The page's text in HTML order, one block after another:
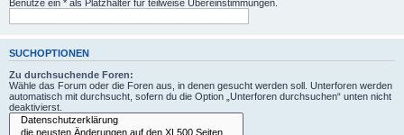
Benutze ein * als Platzhalter für teilweise Übereinstimmungen.
SUCHOPTIONEN
Zu durchsuchende Foren:
Wähle das Forum oder die Foren aus, in denen gesucht werden soll. Unterforen werden
automatisch mit durchsucht, sofern du die Option „Unterforen durchsuchen“ unten nicht
deaktivierst.